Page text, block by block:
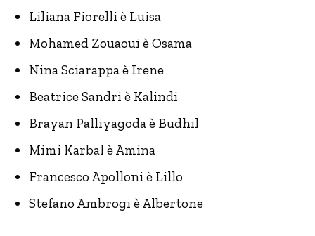
Liliana Fiorelli è Luisa
Mohamed Zouaoui è Osama
Nina Sciarappa è Irene
Beatrice Sandri è Kalindi
Brayan Palliyagoda è Budhil
Mimi Karbal è Amina
Francesco Apolloni è Lillo
Stefano Ambrogi è Albertone